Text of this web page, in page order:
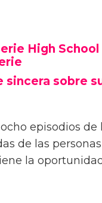
High
sincera sobre
episodios
de las
la